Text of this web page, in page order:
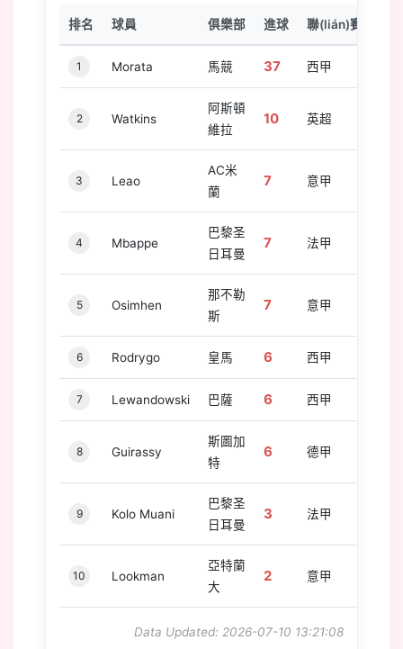
排名 球員 俱樂部 進球 聯(lián)賽
1 Morata 馬競 37 西甲
2 Watkins
阿斯頓
維拉
10 英超
3 Leao
AC米
蘭
7 意甲
4 Mbappe
巴黎圣
日耳曼
7 法甲
5 Osimhen
那不勒
斯
7 意甲
6 Rodrygo 皇馬 6 西甲
7 Lewandowski 巴薩 6 西甲
8 Guirassy
斯圖加
特
6 德甲
9 Kolo Muani
巴黎圣
日耳曼
3 法甲
10 Lookman
亞特蘭
大
2 意甲
Data Updated: 2026-07-10 13:21:08